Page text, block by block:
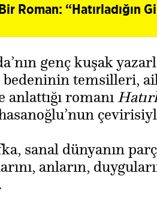
Roman: “Hatırladığın
genç kuşak
bedeninin temsilleri,
anlattığı romanı
sanal dünyanın
anların,